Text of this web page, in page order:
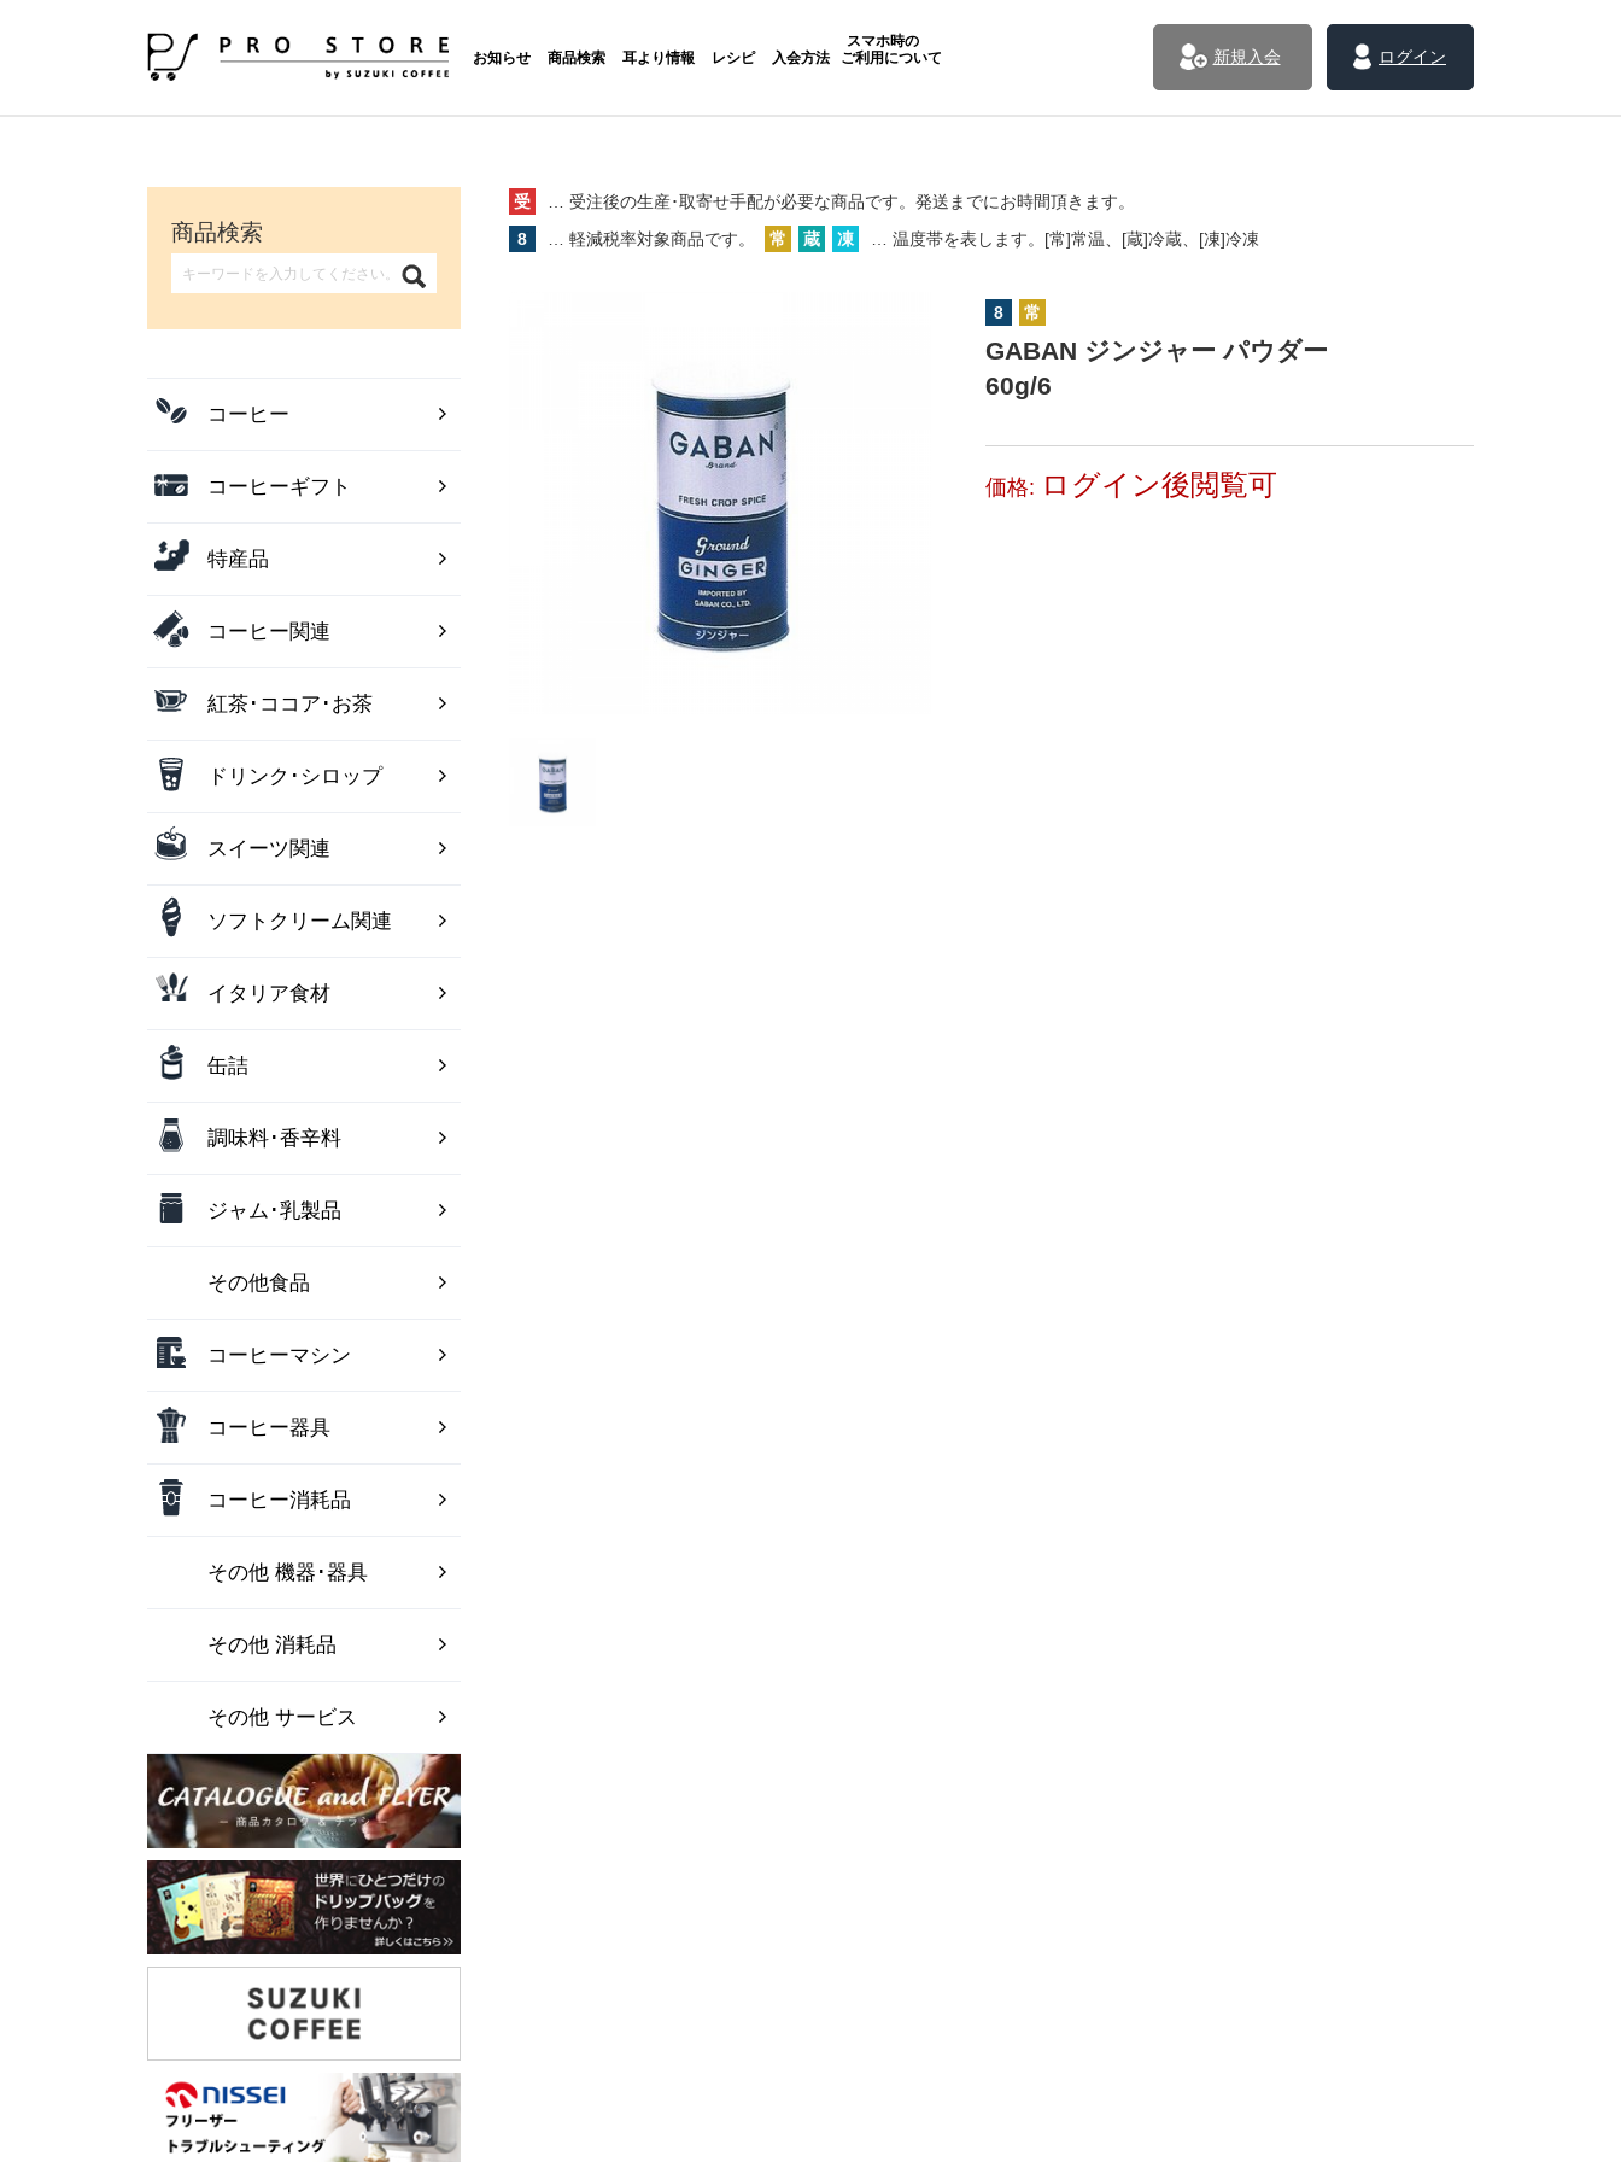
お知らせ 商品検索 耳より情報 レシピ 入会方法
スマホ時の
ご利用について
ログイン
新規入会
受 … 受注後の生産･取寄せ手配が必要な商品です。 発送までにお時間頂きます。
8
… 軽減税率対象商品です。 常 蔵 凍 … 温度帯を表します。[常]常温、[蔵]冷蔵、[凍]冷凍
8 常
GABAN ジンジャー パウダー
60g/6
価格: ログイン後閲覧可
商品検索
コーヒー
コーヒーギフト
特産品
コーヒー関連
紅茶･ココア･お茶
ドリンク･シロップ
スイーツ関連
ソフトクリーム関連
イタリア食材
缶詰
調味料･香辛料
ジャム･乳製品
その他食品
コーヒーマシン
コーヒー器具
コーヒー消耗品
その他 機器･器具
その他 消耗品
その他 サービス